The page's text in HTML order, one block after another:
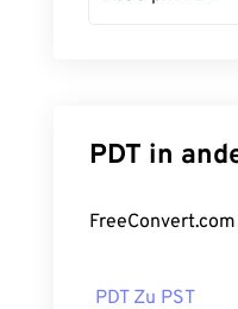
PDT in
PDT Zu PST